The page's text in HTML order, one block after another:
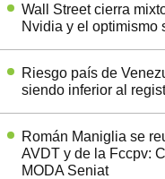
Wall Street cierra
Nvidia y el optimismo
Riesgo país de
siendo inferior al
Román Maniglia se
AVDT y de la Fccpv:
MODA Seniat